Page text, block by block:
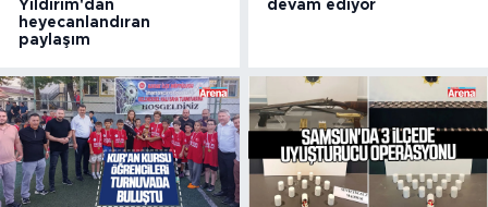
Yıldırım'dan
heyecanlandıran
paylaşım
devam ediyor